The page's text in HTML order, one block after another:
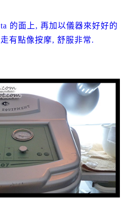
的面上, 再加以儀器來好好的
有點像按摩, 舒服非常.